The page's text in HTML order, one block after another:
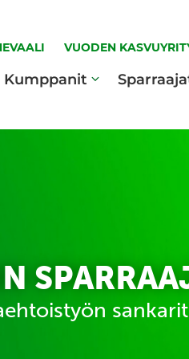
VUODEN
Kumppanit
sankarit